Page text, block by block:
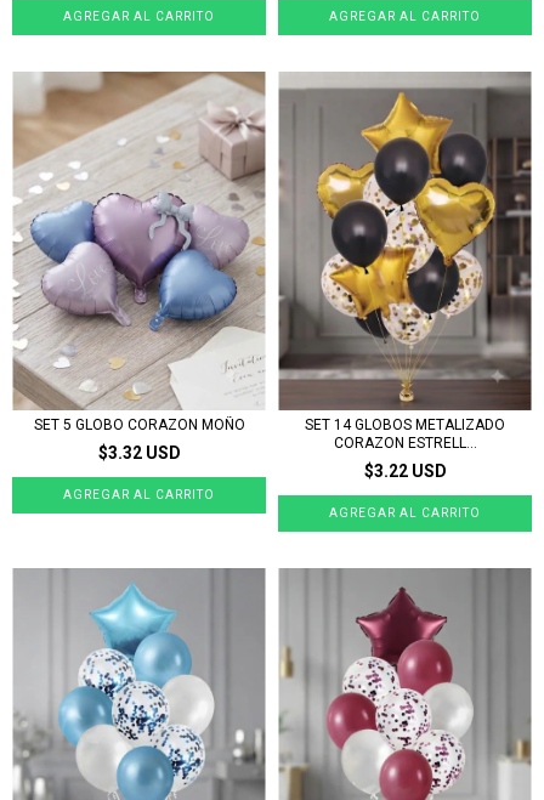
SET 5 GLOBO CORAZON MOÑO
$3.32 USD
SET 14 GLOBOS METALIZADO
CORAZON ESTRELL...
$3.22 USD